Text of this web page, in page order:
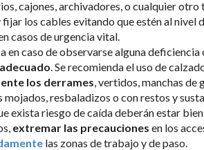
cajones, archivadores, o cualquier otro
los cables evitando que estén al nivel
casos de urgencia vital.
en caso de observarse alguna deficiencia
. Se recomienda el uso de
los derrames , vertidos, manchas
mojados, resbaladizos o con restos y
exista riesgo de caída deberán estar bien
extremar las precauciones en los
las zonas de trabajo y de paso.